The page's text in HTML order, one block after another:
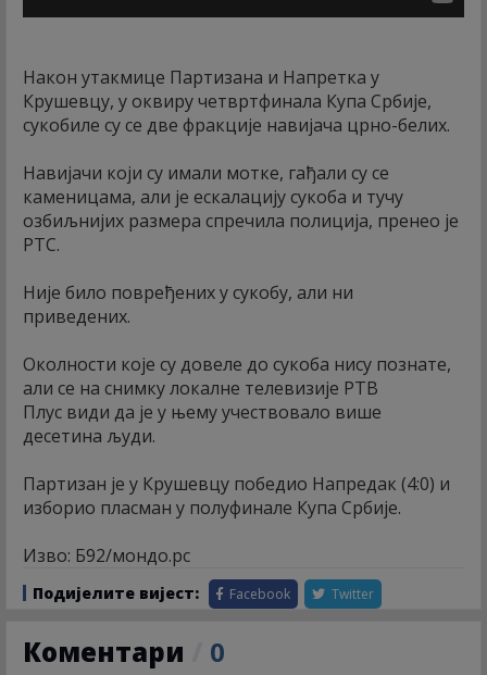
Након утакмице Партизана и Напретка у
Крушевцу, у оквиру четвртфинала Купа Србије,
сукобиле су се две фракције навијача црно-белих.
Навијачи који су имали мотке, гађали су се
каменицама, али је ескалацију сукоба и тучу
озбиљнијих размера спречила полиција, пренео је
РТС.
Није било повређених у сукобу, али ни
приведених.
Околности које су довеле до сукоба нису познате,
али се на снимку локалне телевизије РТВ
Плус види да је у њему учествовало више
десетина људи.
Партизан је у Крушевцу победио Напредак (4:0) и
изборио пласман у полуфинале Купа Србије.
Изво: Б92/мондо.рс
Подијелите вијест: Facebook Twitter
Коментари 0